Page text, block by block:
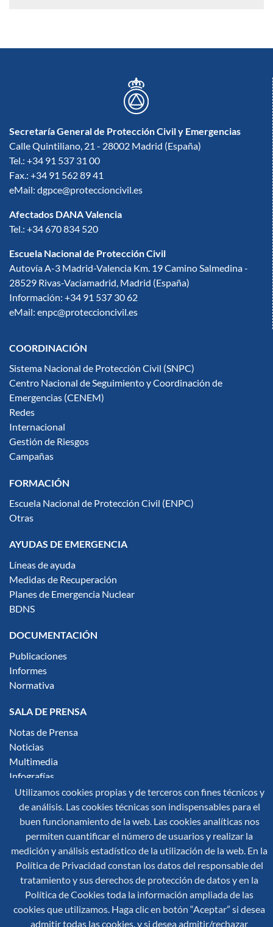
Secretaría General de Protección Civil y Emergencias
Calle Quintiliano, 21 - 28002 Madrid (España)
Tel.: +34 91 537 31 00
Fax.: +34 91 562 89 41
eMail: dgpce@proteccioncivil.es
Afectados DANA Valencia
Tel.: +34 670 834 520
Escuela Nacional de Protección Civil
Autovía A-3 Madrid-Valencia Km. 19 Camino Salmedina -
28529 Rivas-Vaciamadrid, Madrid (España)
Información: +34 91 537 30 62
eMail: enpc@proteccioncivil.es
COORDINACIÓN
Sistema Nacional de Protección Civil (SNPC)
Centro Nacional de Seguimiento y Coordinación de
Emergencias (CENEM)
Redes
Internacional
Gestión de Riesgos
Campañas
FORMACIÓN
Escuela Nacional de Protección Civil (ENPC)
Otras
AYUDAS DE EMERGENCIA
Líneas de ayuda
Medidas de Recuperación
Planes de Emergencia Nuclear
BDNS
DOCUMENTACIÓN
Publicaciones
Informes
Normativa
SALA DE PRENSA
Notas de Prensa
Noticias
Multimedia
Infografías
Síguenos en redes sociales:
© 2026 Secretaría General de Protección Civil y Emergencias
Mapa Web
Aviso Legal
Accesibilidad
Política de Cookies
Utilizamos cookies propias y de terceros con fines técnicos y
de análisis. Las cookies técnicas son indispensables para el
buen funcionamiento de la web. Las cookies analíticas nos
permiten cuantificar el número de usuarios y realizar la
medición y análisis estadístico de la utilización de la web. En la
Política de Privacidad constan los datos del responsable del
tratamiento y sus derechos de protección de datos y en la
Política de Cookies toda la información ampliada de las
cookies que utilizamos. Haga clic en botón “Aceptar” si desea
admitir todas las cookies, y si desea admitir/rechazar